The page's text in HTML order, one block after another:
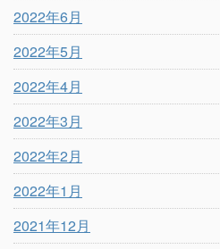
2022年6月
2022年5月
2022年4月
2022年3月
2022年2月
2022年1月
2021年12月